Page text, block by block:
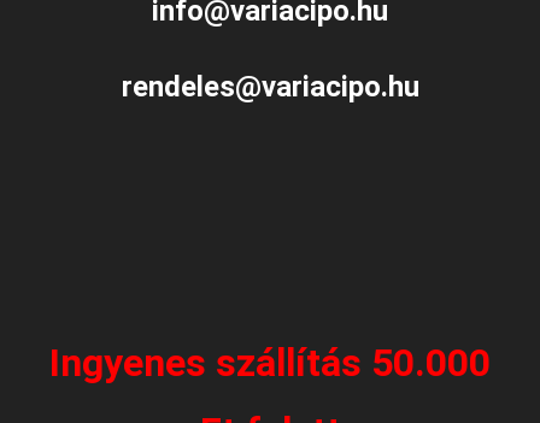
info@variacipo.hu
rendeles@variacipo.hu
Ingyenes szállítás 50.000